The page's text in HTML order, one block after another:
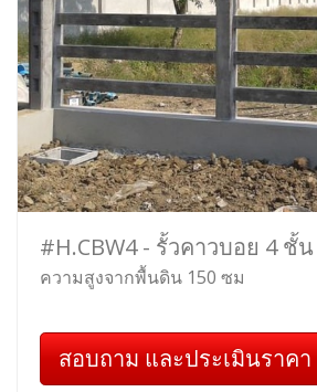
#H.CBW4 - รั้วคาวบอย 4 ชั้
ความสูงจากพื้นดิน 150 ซม
สอบถาม และประเมินราคา